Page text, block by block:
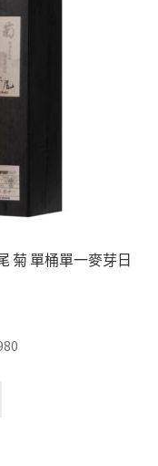
菊 單桶單一麥芽日